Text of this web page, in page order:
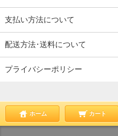
支払い方法について
配送方法･送料について
プライバシーポリシー
ホーム カート